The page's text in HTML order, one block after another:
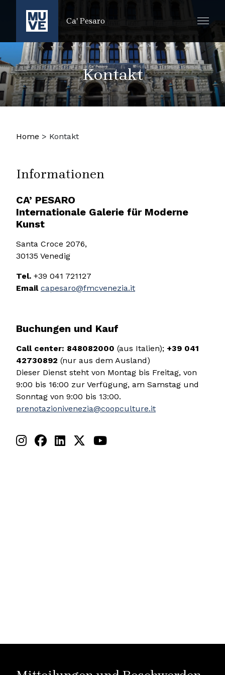
ZUM HAUPTINHALT SPRINGEN
Ca' Pesaro
Kontakt
Home > Kontakt
Informationen
CA’ PESARO
Internationale Galerie für Moderne
Kunst
Santa Croce 2076,
30135 Venedig
Tel. +39 041 721127
Email capesaro@fmcvenezia.it
Buchungen und Kauf
Call center: 848082000 (aus Italien); +39 041
42730892 (nur aus dem Ausland)
Dieser Dienst steht von Montag bis Freitag, von
9:00 bis 16:00 zur Verfügung, am Samstag und
Sonntag von 9:00 bis 13:00.
prenotazionivenezia@coopculture.it